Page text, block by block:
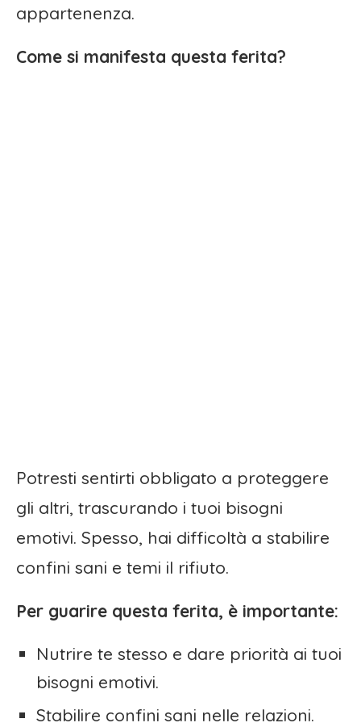
appartenenza.
Come si manifesta questa ferita?
Potresti sentirti obbligato a proteggere
gli altri, trascurando i tuoi bisogni
emotivi. Spesso, hai difficoltà a stabilire
confini sani e temi il rifiuto.
Per guarire questa ferita, è importante:
Nutrire te stesso e dare priorità ai tuoi
bisogni emotivi.
Stabilire confini sani nelle relazioni.